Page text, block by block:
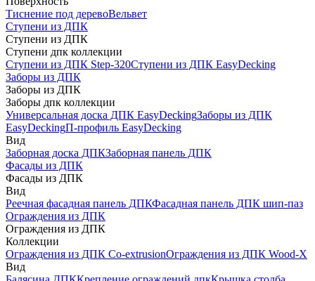
Тиснение под деревоВельвет
Ступени из ДПК
Ступени из ДПК
Ступени дпк коллекции
Ступени из ДПК Step-320Ступени из ДПК EasyDecking
Заборы из ДПК
Заборы из ДПК
Заборы дпк коллекции
Универсальная доска ДПК EasyDeckingЗаборы из ДПК
EasyDeckingП-профиль EasyDecking
Вид
Заборная доска ДПКЗаборная панель ДПК
Фасады из ДПК
Фасады из ДПК
Вид
Реечная фасадная панель ДПКФасадная панель ДПК шип-паз
Ограждения из ДПК
Ограждения из ДПК
Коллекции
Ограждения из ДПК Co-extrusionОграждения из ДПК Wood-X
Вид